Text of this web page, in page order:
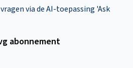
via de AI-toepassing 'Ask
abonnement